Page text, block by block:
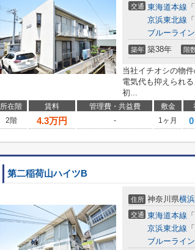
交通 東海道本線 「
京浜東北線 「
ブルーライン
築年 築38年 階
当社イチオシの物
電気代も抑えられ
初...
所在階 賃料 管理費・共益費 敷金
2階
4.3万円 - 1ヶ月 0
第二稲荷山ハイツB
住所 神奈川県横
交通 東海道本線 「
京浜東北線 「
ブルーライン